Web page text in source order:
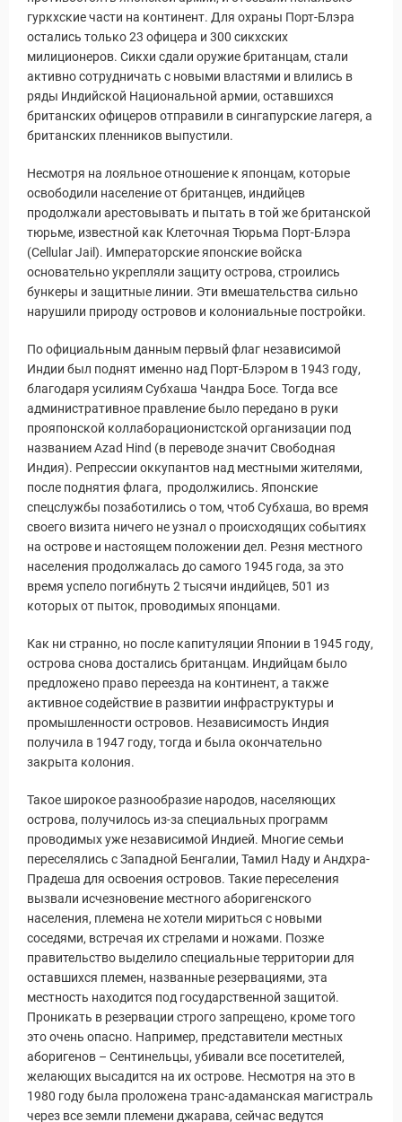
Туры
Статьи
гуркхские части на континент. Для охраны Порт-Блэра
остались только 23 офицера и 300 сикхских
милиционеров. Сикхи сдали оружие британцам, стали
активно сотрудничать с новыми властями и влились в
ряды Индийской Национальной армии, оставшихся
британских офицеров отправили в сингапурские лагеря, а
британских пленников выпустили.
Несмотря на лояльное отношение к японцам, которые
освободили население от британцев, индийцев
продолжали арестовывать и пытать в той же британской
тюрьме, известной как Клеточная Тюрьма Порт-Блэра
(Cellular Jail). Императорские японские войска
основательно укрепляли защиту острова, строились
бункеры и защитные линии. Эти вмешательства сильно
нарушили природу островов и колониальные постройки.
По официальным данным первый флаг независимой
Индии был поднят именно над Порт-Блэром в 1943 году,
благодаря усилиям Субхаша Чандра Босе. Тогда все
административное правление было передано в руки
прояпонской коллаборационистской организации под
названием Azad Hind (в переводе значит Свободная
Индия). Репрессии оккупантов над местными жителями,
после поднятия флага, продолжились. Японские
спецслужбы позаботились о том, чтоб Субхаша, во время
своего визита ничего не узнал о происходящих событиях
на острове и настоящем положении дел. Резня местного
населения продолжалась до самого 1945 года, за это
время успело погибнуть 2 тысячи индийцев, 501 из
которых от пыток, проводимых японцами.
Как ни странно, но после капитуляции Японии в 1945 году,
острова снова достались британцам. Индийцам было
предложено право переезда на континент, а также
активное содействие в развитии инфраструктуры и
промышленности островов. Независимость Индия
получила в 1947 году, тогда и была окончательно
закрыта колония.
Такое широкое разнообразие народов, населяющих
острова, получилось из-за специальных программ
проводимых уже независимой Индией. Многие семьи
переселялись с Западной Бенгалии, Тамил Наду и Андхра-
Прадеша для освоения островов. Такие переселения
вызвали исчезновение местного аборигенского
населения, племена не хотели мириться с новыми
соседями, встречая их стрелами и ножами. Позже
правительство выделило специальные территории для
оставшихся племен, названные резервациями, эта
местность находится под государственной защитой.
Проникать в резервации строго запрещено, кроме того
это очень опасно. Например, представители местных
аборигенов – Сентинельцы, убивали все посетителей,
желающих высадится на их острове. Несмотря на это в
1980 году была проложена транс-адаманская магистраль
через все земли племени джарава, сейчас ведутся